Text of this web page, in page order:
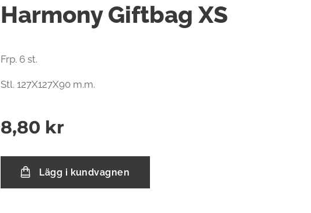
Harmony Giftbag XS
Frp. 6 st.
Stl. 127X127X90 m.m.
8,80 kr
Lägg i kundvagnen